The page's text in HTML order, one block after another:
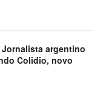
Jornalista argentino
Colidio, novo